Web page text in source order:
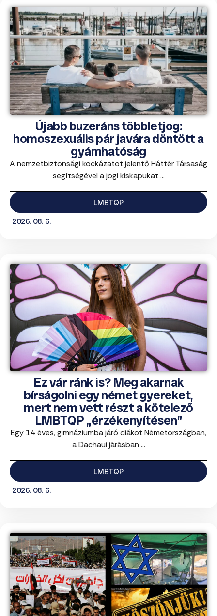
Újabb buzeráns többletjog:
homoszexuális pár javára döntött a
gyámhatóság
A nemzetbiztonsági kockázatot jelentő Háttér Társaság
segítségével a jogi kiskapukat ...
LMBTQP
2026. 08. 6.
Ez vár ránk is? Meg akarnak
bírságolni egy német gyereket,
mert nem vett részt a kötelező
LMBTQP „érzékenyítésen”
Egy 14 éves, gimnáziumba járó diákot Németországban,
a Dachaui járásban ...
LMBTQP
2026. 08. 6.